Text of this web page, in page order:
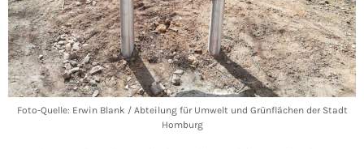
Foto-Quelle: Erwin Blank / Abteilung für Umwelt und Grünflächen der Stadt
Homburg